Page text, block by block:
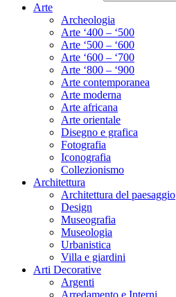
Arte
Archeologia
Arte ‘400 – ‘500
Arte ‘500 – ‘600
Arte ‘600 – ‘700
Arte ‘800 – ‘900
Arte contemporanea
Arte moderna
Arte africana
Arte orientale
Disegno e grafica
Fotografia
Iconografia
Collezionismo
Architettura
Architettura del paesaggio
Design
Museografia
Museologia
Urbanistica
Villa e giardini
Arti Decorative
Argenti
Arredamento e Interni